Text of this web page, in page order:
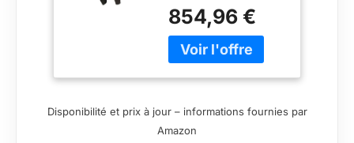
votre véhicule dans la
liste déroulante pour
vérifier la
854,96 €
Disponibilité et prix à jour – informations fournies par
Amazon